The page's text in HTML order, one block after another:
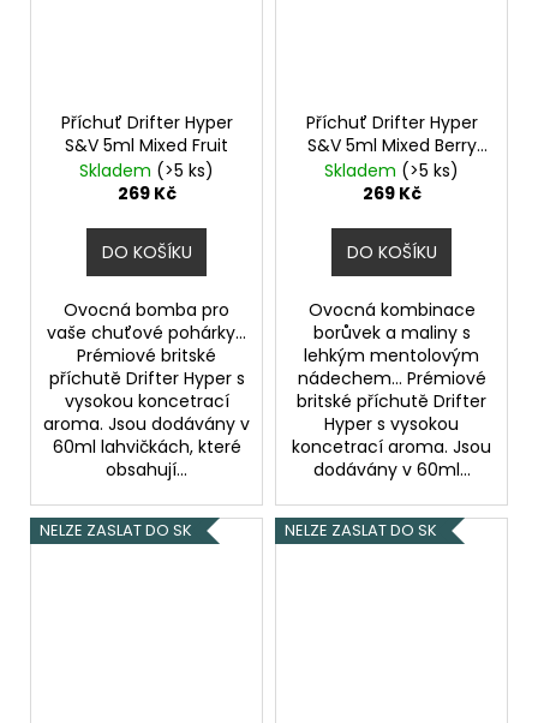
Příchuť Drifter Hyper
S&V 5ml Mixed Fruit
Skladem (>5 ks)
269 Kč
DO KOŠÍKU
Ovocná bomba pro
vaše chuťové pohárky...
Prémiové britské
příchutě Drifter Hyper s
vysokou koncetrací
aroma. Jsou dodávány v
60ml lahvičkách, které
obsahují...
Příchuť Drifter Hyper
S&V 5ml Mixed Berry
Menthol
Skladem (>5 ks)
269 Kč
DO KOŠÍKU
Ovocná kombinace
borůvek a maliny s
lehkým mentolovým
nádechem... Prémiové
britské příchutě Drifter
Hyper s vysokou
koncetrací aroma. Jsou
dodávány v 60ml...
NELZE ZASLAT DO SK NELZE ZASLAT DO SK